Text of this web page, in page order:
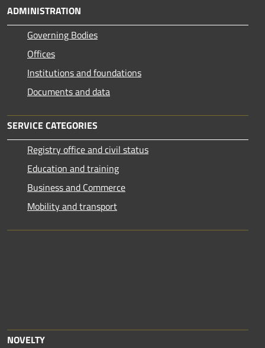
ADMINISTRATION
Governing Bodies
Offices
Institutions and foundations
Documents and data
SERVICE CATEGORIES
Registry office and civil status
Education and training
Business and Commerce
Mobility and transport
NOVELTY